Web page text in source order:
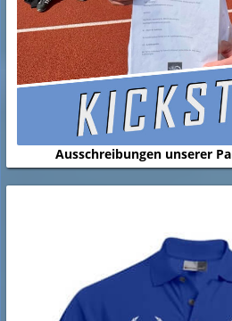
Ausschreibungen unserer